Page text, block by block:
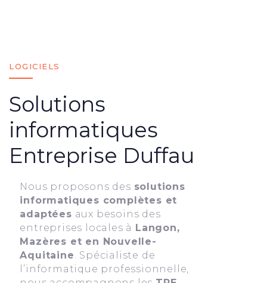
LOGICIELS
Solutions
informatiques
Entreprise Duffau
Nous proposons des solutions
informatiques complètes et
adaptées aux besoins des
entreprises locales à Langon,
Mazères et en Nouvelle-
Aquitaine . Spécialiste de
l’informatique professionnelle,